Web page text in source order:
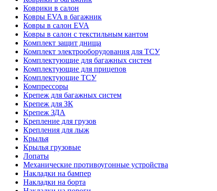
Коврики в салон
Ковры EVA в багажник
Ковры в салон EVA
Ковры в салон с текстильным кантом
Комплект защит днища
Комплект электрооборудования для ТСУ
Комплектующие для багажных систем
Комплектующие для прицепов
Комплектующие ТСУ
Компрессоры
Крепеж для багажных систем
Крепеж для ЗК
Крепеж ЗДА
Крепление для грузов
Крепления для лыж
Крылья
Крылья грузовые
Лопаты
Механические противоугонные устройства
Накладки на бампер
Накладки на борта